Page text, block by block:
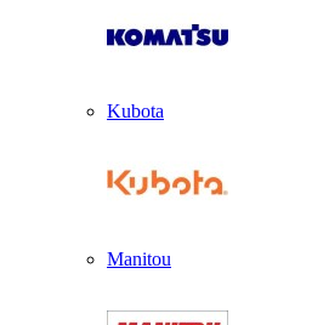
Kubota
Manitou